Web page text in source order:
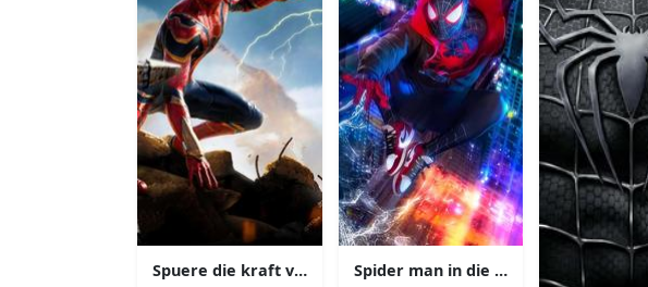
Spuere die kraft von spidermanSpider man in die spider verse poster